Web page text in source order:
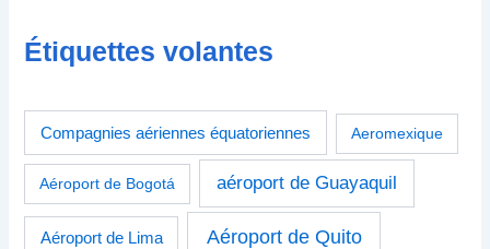
Étiquettes volantes
Compagnies aériennes équatoriennes Aeromexique
Aéroport de Bogotá aéroport de Guayaquil
Aéroport de Lima Aéroport de Quito